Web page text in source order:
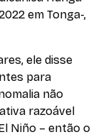
em Tonga-,
ele disse
para
não
razoável
Niño – então o